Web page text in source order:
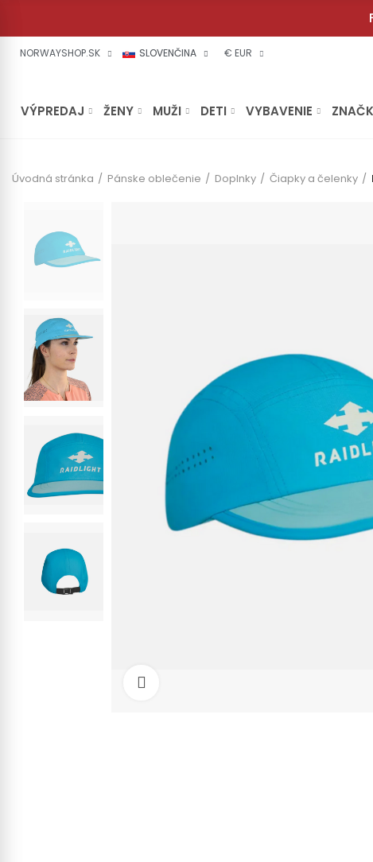
NORWAYSHOP.SK SLOVENČINA € EUR
VÝPREDAJ ŽENY MUŽI DETI VYBAVENIE
Úvodná stránka Pánske oblečenie Doplnky Čiapky a čelenky